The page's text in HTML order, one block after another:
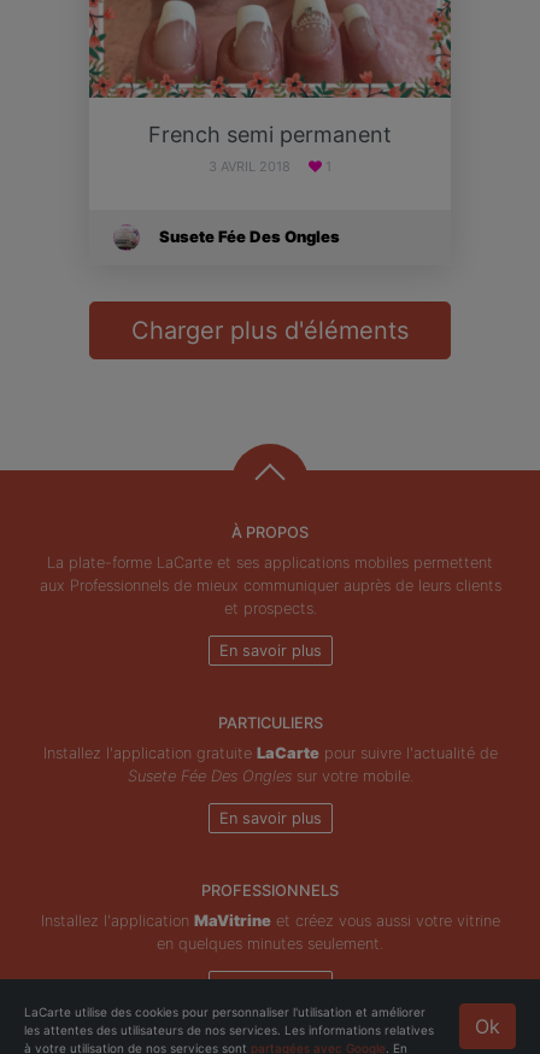
French semi permanent
3 AVRIL 2018 1
Susete Fée Des Ongles
Charger plus d'éléments
À PROPOS
La plate-forme LaCarte et ses applications mobiles permettent
aux Professionnels de mieux communiquer auprès de leurs clients
et prospects.
En savoir plus
PARTICULIERS
Installez l'application gratuite LaCartepour suivre l'actualité de
Susete Fée Des Onglessur votre mobile.
En savoir plus
PROFESSIONNELS
Installez l'application MaVitrineet créez vous aussi votre vitrine
en quelques minutes seulement.
En savoir plus
Copyright © ZeMAP 2026 - Tous droits réservés. Ok
LaCarte utilise des cookies pour personnaliser l'utilisation et améliorer
les attentes des utilisateurs de nos services. Les informations relatives
à votre utilisation de nos services sont partagées avec Google . En